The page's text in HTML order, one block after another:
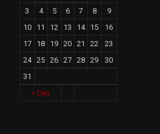
« Сер
3
4 5 6 7 8
9
10
11 12 13 14 15
16
17
18 19 20 21 22
23
24
25 26 27 28 29
30
31